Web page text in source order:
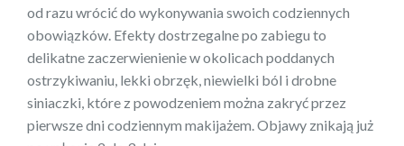
od razu wrócić do wykonywania swoich codziennych
obowiązków. Efekty dostrzegalne po zabiegu to
delikatne zaczerwienienie w okolicach poddanych
ostrzykiwaniu, lekki obrzęk, niewielki ból i drobne
siniaczki, które z powodzeniem można zakryć przez
pierwsze dni codziennym makijażem. Objawy znikają już